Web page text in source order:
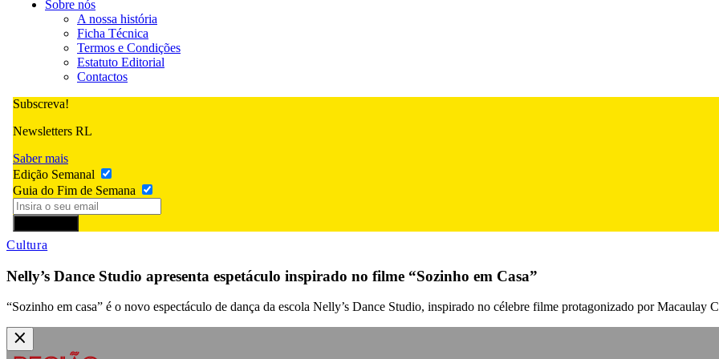
Sobre nós
A nossa história
Ficha Técnica
Termos e Condições
Estatuto Editorial
Contactos
Subscreva!
Newsletters RL
Saber mais
Edição Semanal
Guia do Fim de Semana
Cultura
Nelly’s Dance Studio apresenta espetáculo inspirado no filme “Sozinho em Casa”
“Sozinho em casa” é o novo espectáculo de dança da escola Nelly’s Dance Studio, inspirado no célebre filme protagonizado por Macaulay